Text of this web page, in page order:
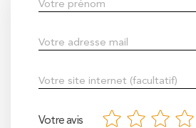
Votre avis